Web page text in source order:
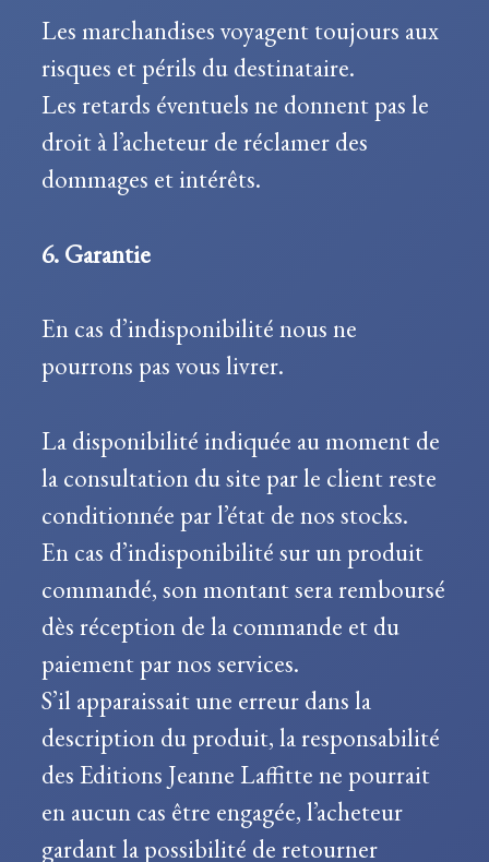
Les marchandises voyagent toujours aux
risques et périls du destinataire.
Les retards éventuels ne donnent pas le
droit à l’acheteur de réclamer des
dommages et intérêts.
6. Garantie
En cas d’indisponibilité nous ne
pourrons pas vous livrer.
La disponibilité indiquée au moment de
la consultation du site par le client reste
conditionnée par l’état de nos stocks.
En cas d’indisponibilité sur un produit
commandé, son montant sera remboursé
dès réception de la commande et du
paiement par nos services.
S’il apparaissait une erreur dans la
description du produit, la responsabilité
des Editions Jeanne Laffitte ne pourrait
en aucun cas être engagée, l’acheteur
gardant la possibilité de retourner